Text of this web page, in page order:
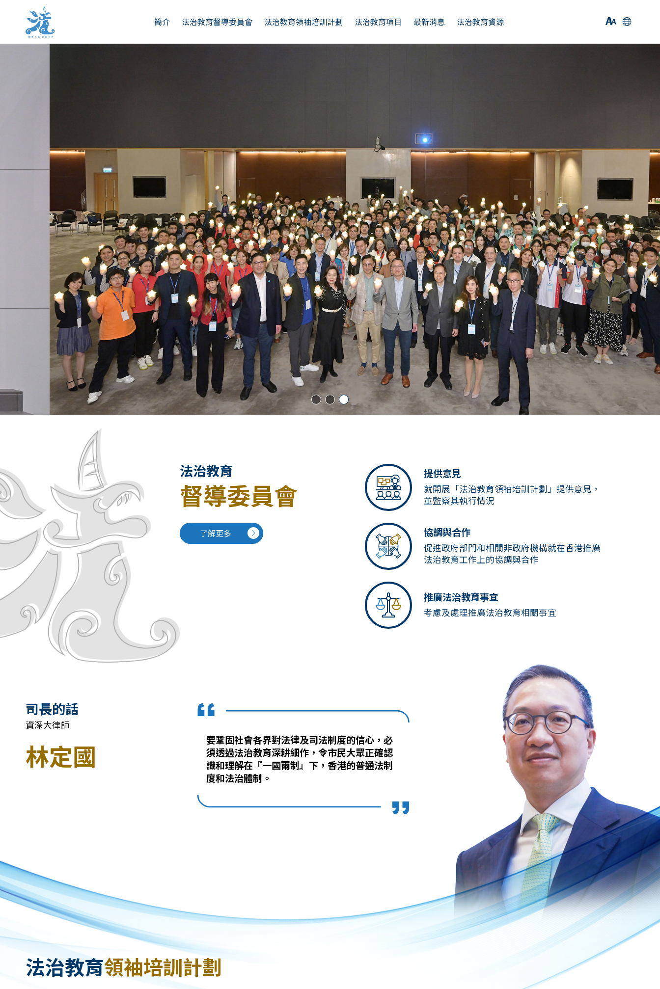
簡介 法治教育督導委員會 法治教育領袖培訓計劃 法治教育項目 最新消息 法治教育資源
法治教育
督導委員會
了解更多
提供意見
就開展「法治教育領袖培訓計劃」提供意見，
並監察其執行情況
協調與合作
促進政府部門和相關非政府機構就在香港推廣
法治教育工作上的協調與合作
推廣法治教育事宜
考慮及處理推廣法治教育相關事宜
司長的話
資深大律師
林定國
要鞏固社會各界對法律及司法制度的信心，必
須透過法治教育深耕細作，令市民大眾正確認
識和理解在『一國兩制』下，香港的普通法制
度和法治體制。
法治教育領袖培訓計劃